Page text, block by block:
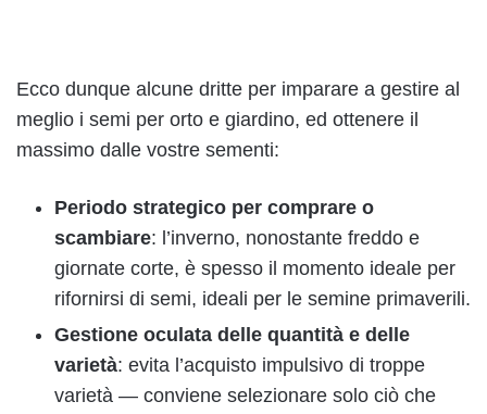
Ecco dunque alcune dritte per imparare a gestire al
meglio i semi per orto e giardino, ed ottenere il
massimo dalle vostre sementi:
Periodo strategico per comprare o
scambiare: l’inverno, nonostante freddo e
giornate corte, è spesso il momento ideale per
rifornirsi di semi, ideali per le semine primaverili.
Gestione oculata delle quantità e delle
varietà: evita l’acquisto impulsivo di troppe
varietà — conviene selezionare solo ciò che